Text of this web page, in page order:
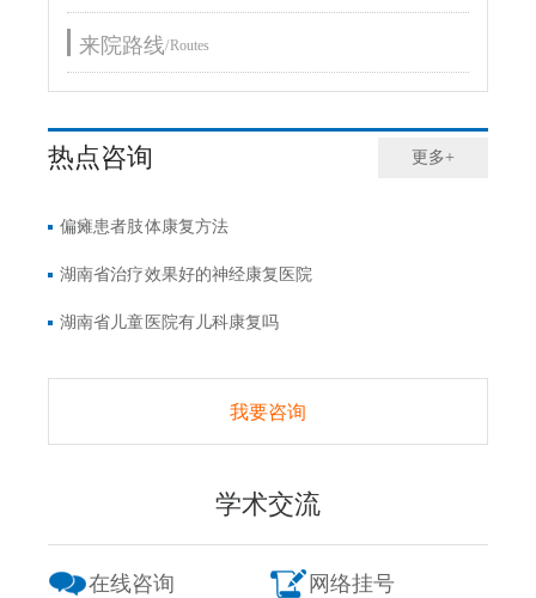
来院路线/Routes
热点咨询 更多+
偏瘫患者肢体康复方法
湖南省治疗效果好的神经康复医院
湖南省儿童医院有儿科康复吗
我要咨询
学术交流
在线咨询 网络挂号